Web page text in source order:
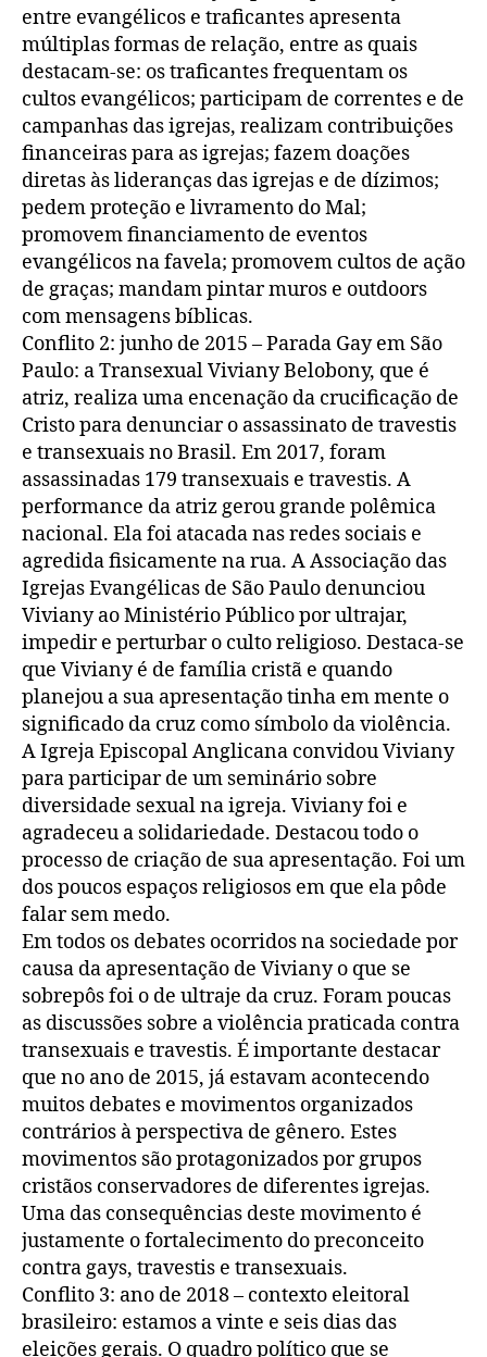
entre evangélicos e traficantes apresenta
múltiplas formas de relação, entre as quais
destacam-se: os traficantes frequentam os
cultos evangélicos; participam de correntes e de
campanhas das igrejas, realizam contribuições
financeiras para as igrejas; fazem doações
diretas às lideranças das igrejas e de dízimos;
pedem proteção e livramento do Mal;
promovem financiamento de eventos
evangélicos na favela; promovem cultos de ação
de graças; mandam pintar muros e outdoors
com mensagens bíblicas.
Conflito 2: junho de 2015 – Parada Gay em São
Paulo: a Transexual Viviany Belobony, que é
atriz, realiza uma encenação da crucificação de
Cristo para denunciar o assassinato de travestis
e transexuais no Brasil. Em 2017, foram
assassinadas 179 transexuais e travestis. A
performance da atriz gerou grande polêmica
nacional. Ela foi atacada nas redes sociais e
agredida fisicamente na rua. A Associação das
Igrejas Evangélicas de São Paulo denunciou
Viviany ao Ministério Público por ultrajar,
impedir e perturbar o culto religioso. Destaca-se
que Viviany é de família cristã e quando
planejou a sua apresentação tinha em mente o
significado da cruz como símbolo da violência.
A Igreja Episcopal Anglicana convidou Viviany
para participar de um seminário sobre
diversidade sexual na igreja. Viviany foi e
agradeceu a solidariedade. Destacou todo o
processo de criação de sua apresentação. Foi um
dos poucos espaços religiosos em que ela pôde
falar sem medo.
Em todos os debates ocorridos na sociedade por
causa da apresentação de Viviany o que se
sobrepôs foi o de ultraje da cruz. Foram poucas
as discussões sobre a violência praticada contra
transexuais e travestis. É importante destacar
que no ano de 2015, já estavam acontecendo
muitos debates e movimentos organizados
contrários à perspectiva de gênero. Estes
movimentos são protagonizados por grupos
cristãos conservadores de diferentes igrejas.
Uma das consequências deste movimento é
justamente o fortalecimento do preconceito
contra gays, travestis e transexuais.
Conflito 3: ano de 2018 – contexto eleitoral
brasileiro: estamos a vinte e seis dias das
eleições gerais. O quadro político que se